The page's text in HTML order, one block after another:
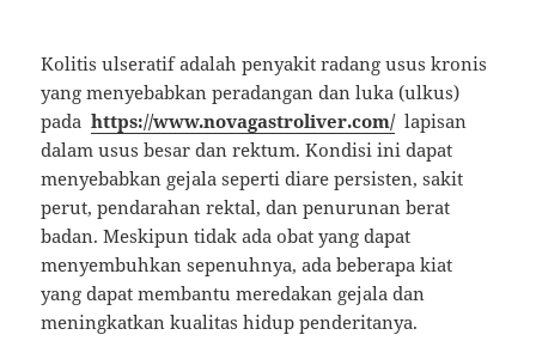
Kolitis ulseratif adalah penyakit radang usus kronis
yang menyebabkan peradangan dan luka (ulkus)
padahttps://www.novagastroliver.com/lapisan
dalam usus besar dan rektum. Kondisi ini dapat
menyebabkan gejala seperti diare persisten, sakit
perut, pendarahan rektal, dan penurunan berat
badan. Meskipun tidak ada obat yang dapat
menyembuhkan sepenuhnya, ada beberapa kiat
yang dapat membantu meredakan gejala dan
meningkatkan kualitas hidup penderitanya.